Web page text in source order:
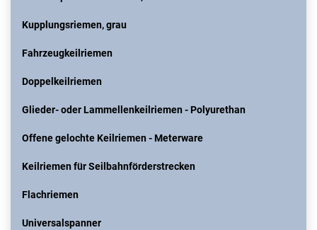
Kupplungsriemen, grau
Fahrzeugkeilriemen
Doppelkeilriemen
Glieder- oder Lammellenkeilriemen - Polyurethan
Offene gelochte Keilriemen - Meterware
Keilriemen für Seilbahnförderstrecken
Flachriemen
Universalspanner